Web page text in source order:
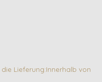
Lieferung:Innerhalb von